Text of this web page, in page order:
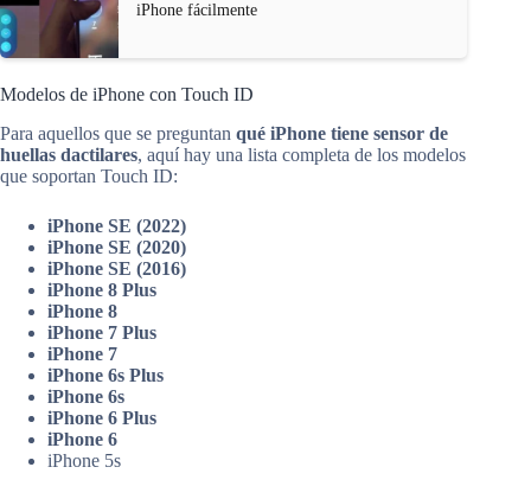
iPhone fácilmente
Modelos de iPhone con Touch ID
Para aquellos que se preguntan qué iPhone tiene sensor de
huellas dactilares, aquí hay una lista completa de los modelos
que soportan Touch ID:
iPhone SE (2022)
iPhone SE (2020)
iPhone SE (2016)
iPhone 8 Plus
iPhone 8
iPhone 7 Plus
iPhone 7
iPhone 6s Plus
iPhone 6s
iPhone 6 Plus
iPhone 6
iPhone 5s